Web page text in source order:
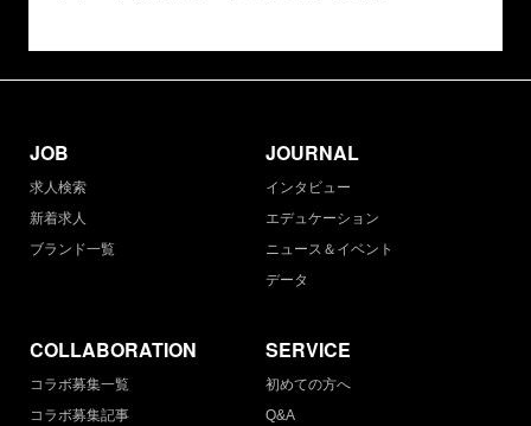
JOB
求人検索
新着求人
ブランド一覧
JOURNAL
インタビュー
エデュケーション
ニュース＆イベント
データ
COLLABORATION
コラボ募集一覧
コラボ募集記事
SERVICE
初めての方へ
Q&A